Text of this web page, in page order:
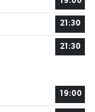
21:30
21:30
19:00